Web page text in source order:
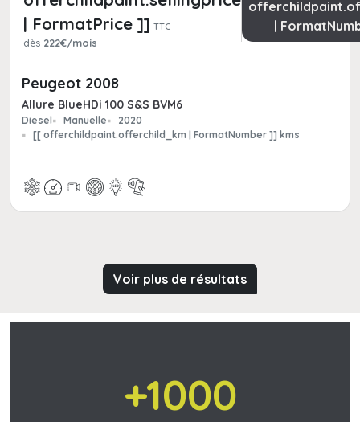
| FormatPrice ]] TTC
dès 222€/mois
|
Peugeot 2008
Allure BlueHDi 100 S&S BVM6
Diesel Manuelle
2020
[[ offerchildpaint.offerchild_km | FormatNumber ]] kms
Voir plus de résultats
+1000